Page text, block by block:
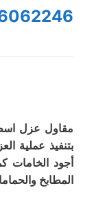
مقاول عزل
بتنفيذ عملية
أجود الخامات
المطابخ